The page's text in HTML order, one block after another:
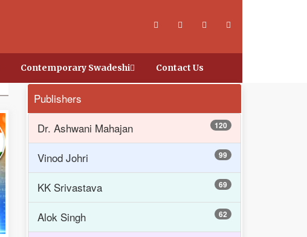
Contemporary Swadeshi Contact Us
Publishers
Dr. Ashwani Mahajan
120
Vinod Johri 99
KK Srivastava 69
Alok Singh 62